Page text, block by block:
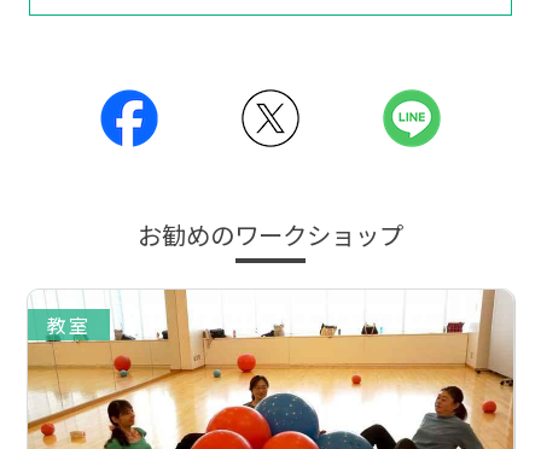
お勧めのワークショップ
教室